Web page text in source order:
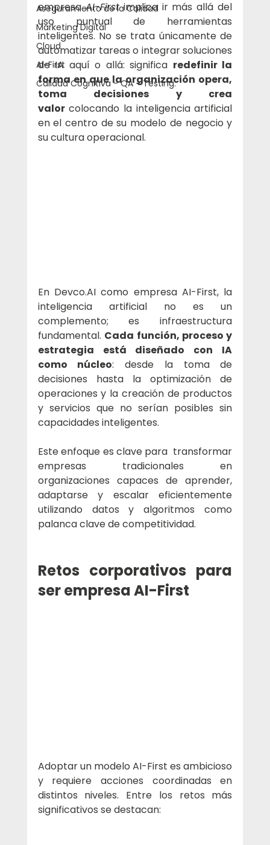
Aseguramiento de la Calidad
Marketing Digital
Cloud
AI-First
Calidad Cognitiva - QA - Testing.
empresa AI-First implica ir más allá del
uso puntual de herramientas
inteligentes. No se trata únicamente de
automatizar tareas o integrar soluciones
de IA aquí o allá: significa redefinir la
forma en que la organización opera,
toma decisiones y crea
valor colocando la inteligencia artificial
en el centro de su modelo de negocio y
su cultura operacional.
En Devco.AI como empresa AI-First, la
inteligencia artificial no es un
complemento; es infraestructura
fundamental. Cada función, proceso y
estrategia está diseñado con IA
como núcleo: desde la toma de
decisiones hasta la optimización de
operaciones y la creación de productos
y servicios que no serían posibles sin
capacidades inteligentes.
Este enfoque es clave para  transformar
empresas tradicionales en
organizaciones capaces de aprender,
adaptarse y escalar eficientemente
utilizando datos y algoritmos como
palanca clave de competitividad.
Retos corporativos para
ser empresa AI-First
Adoptar un modelo AI-First es ambicioso
y requiere acciones coordinadas en
distintos niveles. Entre los retos más
significativos se destacan: